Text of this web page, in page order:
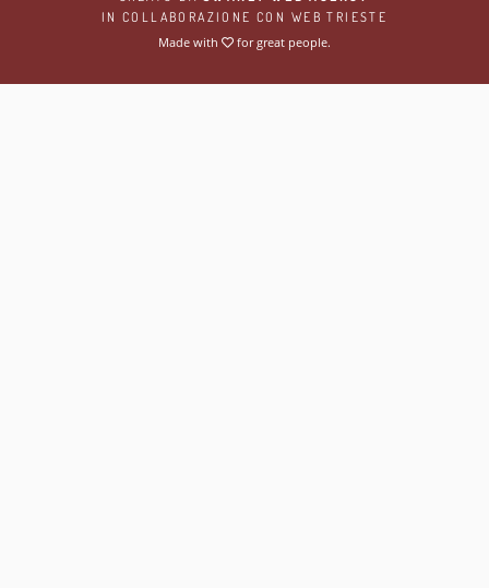
IN COLLABORAZIONE CON WEB TRIESTE
Made with
for great people.